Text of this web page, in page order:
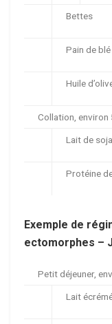
Bettes
Pain de blé
Huile
Collation, environ
Lait de soja
Protéine
Exemple de
ectomorphes –
Petit déjeuner,
Lait